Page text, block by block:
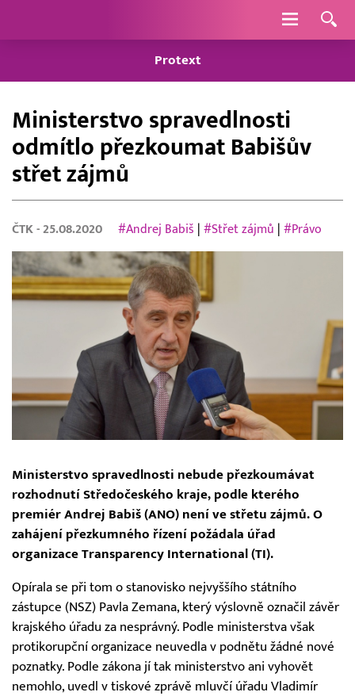
Navigace
Protext
Ministerstvo spravedlnosti
odmítlo přezkoumat Babišův
střet zájmů
ČTK - 25.08.2020 #Andrej Babiš |#Střet zájmů |#Právo
Ministerstvo spravedlnosti nebude přezkoumávat
rozhodnutí Středočeského kraje, podle kterého
premiér Andrej Babiš (ANO) není ve střetu zájmů. O
zahájení přezkumného řízení požádala úřad
organizace Transparency International (TI).
Opírala se při tom o stanovisko nejvyššího státního
zástupce (NSZ) Pavla Zemana, který výslovně označil závěr
krajského úřadu za nesprávný. Podle ministerstva však
protikorupční organizace neuvedla v podnětu žádné nové
poznatky. Podle zákona jí tak ministerstvo ani vyhovět
nemohlo, uvedl v tiskové zprávě mluvčí úřadu Vladimír